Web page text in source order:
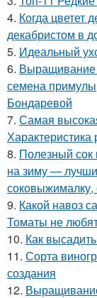
4. Когда цветет
декабристом в
5. Идеальный
6. Выращивание
семена
Бондаревой
7. Самая
Характеристика
8. Полезный сок
на зиму —
соковыжималку,
9. Какой навоз
Томаты не
10. Как
11. Сорта
создания
12.